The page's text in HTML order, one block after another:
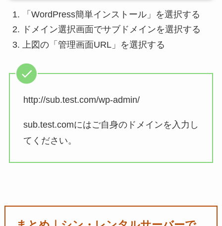
「WordPress簡単インストール」を選択する
ドメイン選択画面でサブドメインを選択する
上図の「管理画面URL」を選択する
http://sub.test.com/wp-admin/
sub.test.comにはご自身のドメインを入力し
てください。